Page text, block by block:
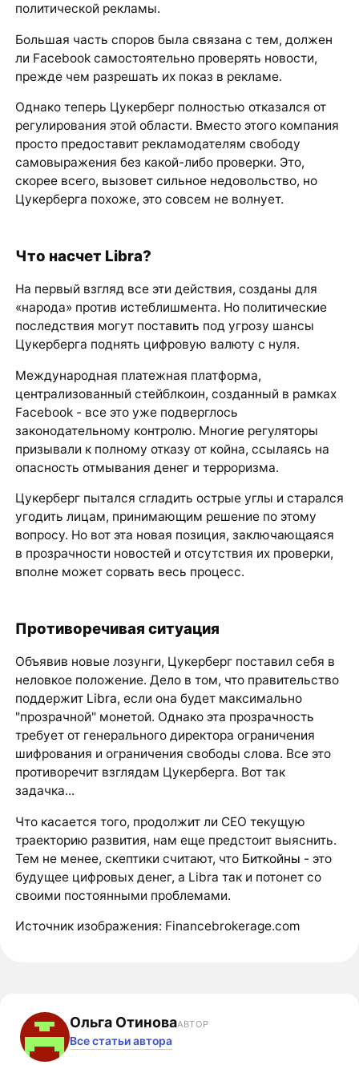
политической рекламы.
Большая часть споров была связана с тем, должен
ли Facebook самостоятельно проверять новости,
прежде чем разрешать их показ в рекламе.
Однако теперь Цукерберг полностью отказался от
регулирования этой области. Вместо этого компания
просто предоставит рекламодателям свободу
самовыражения без какой-либо проверки. Это,
скорее всего, вызовет сильное недовольство, но
Цукерберга похоже, это совсем не волнует.
Что насчет Libra?
На первый взгляд все эти действия, созданы для
«народа» против истеблишмента. Но политические
последствия могут поставить под угрозу шансы
Цукерберга поднять цифровую валюту с нуля.
Международная платежная платформа,
централизованный стейблкоин, созданный в рамках
Facebook - все это уже подверглось
законодательному контролю. Многие регуляторы
призывали к полному отказу от койна, ссылаясь на
опасность отмывания денег и терроризма.
Цукерберг пытался сгладить острые углы и старался
угодить лицам, принимающим решение по этому
вопросу. Но вот эта новая позиция, заключающаяся
в прозрачности новостей и отсутствия их проверки,
вполне может сорвать весь процесс.
Противоречивая ситуация
Объявив новые лозунги, Цукерберг поставил себя в
неловкое положение. Дело в том, что правительство
поддержит Libra, если она будет максимально
"прозрачной" монетой. Однако эта прозрачность
требует от генерального директора ограничения
шифрования и ограничения свободы слова. Все это
противоречит взглядам Цукерберга. Вот так
задачка...
Что касается того, продолжит ли CEO текущую
траекторию развития, нам еще предстоит выяснить.
Тем не менее, скептики считают, что Биткойны - это
будущее цифровых денег, а Libra так и потонет со
своими постоянными проблемами.
Источник изображения: Financebrokerage.com
Ольга ОтиноваАВТОР
Все статьи автора